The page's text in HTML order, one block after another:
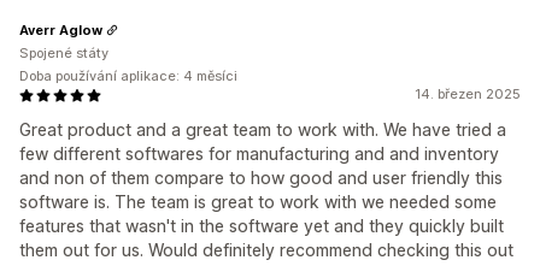
14. březen 2025
Great product and a great team to work with. We have tried a
few different softwares for manufacturing and and inventory
and non of them compare to how good and user friendly this
software is. The team is great to work with we needed some
features that wasn't in the software yet and they quickly built
them out for us. Would definitely recommend checking this out
Averr Aglow
Spojené státy
Doba používání aplikace: 4 měsíci